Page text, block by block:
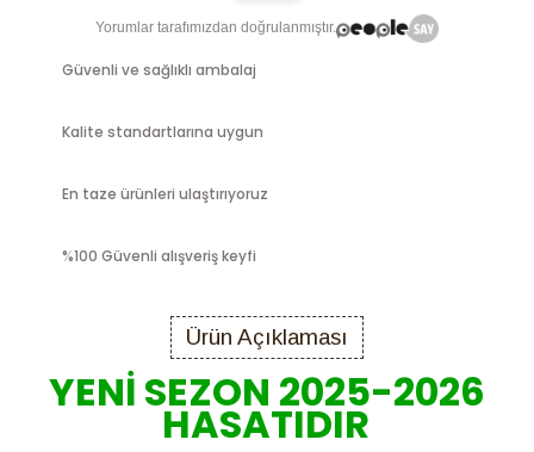
Yorumlar tarafımızdan doğrulanmıştır.
Güvenli ve sağlıklı ambalaj
Kalite standartlarına uygun
En taze ürünleri ulaştırıyoruz
%100 Güvenli alışveriş keyfi
Ürün Açıklaması
YENİ SEZON 2025-2026
HASATIDIR